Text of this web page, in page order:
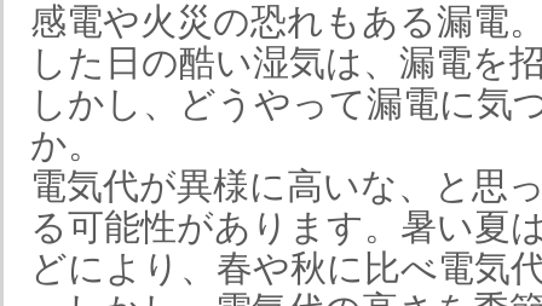
感電や火災の恐れもある漏電
した日の酷い湿気は、漏電を
しかし、どうやって漏電に気
か。
電気代が異様に高いな、と思
る可能性があります。暑い夏
どにより、春や秋に比べ電気